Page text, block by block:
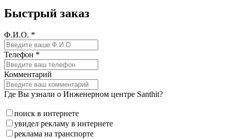
Быстрый заказ
Ф.И.О. *
Телефон *
Комментарий
Где Вы узнали о Инженерном центре Santhit?
поиск в интернете
увидел рекламу в интернете
реклама на транспорте